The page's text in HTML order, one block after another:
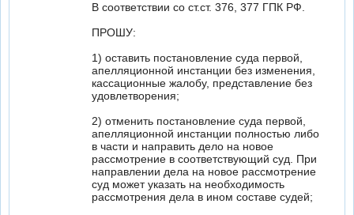
В соответствии со ст.ст. 376, 377 ГПК РФ.
ПРОШУ:
1) оставить постановление суда первой,
апелляционной инстанции без изменения,
кассационные жалобу, представление без
удовлетворения;
2) отменить постановление суда первой,
апелляционной инстанции полностью либо
в части и направить дело на новое
рассмотрение в соответствующий суд. При
направлении дела на новое рассмотрение
суд может указать на необходимость
рассмотрения дела в ином составе судей;